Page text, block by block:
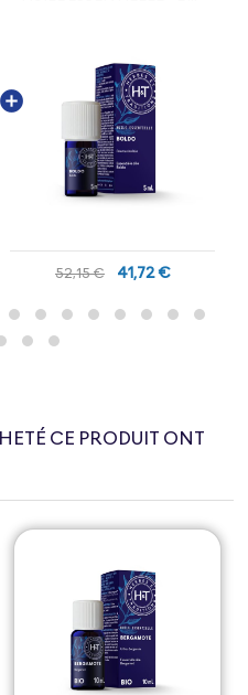
52,15 € 41,72 €
CE PRODUIT ONT